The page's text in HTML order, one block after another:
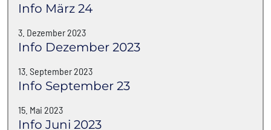
Info März 24
3. Dezember 2023
Info Dezember 2023
13. September 2023
Info September 23
15. Mai 2023
Info Juni 2023